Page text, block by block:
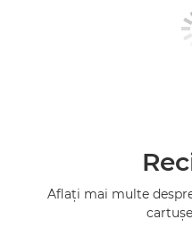
Aflaţi mai multe